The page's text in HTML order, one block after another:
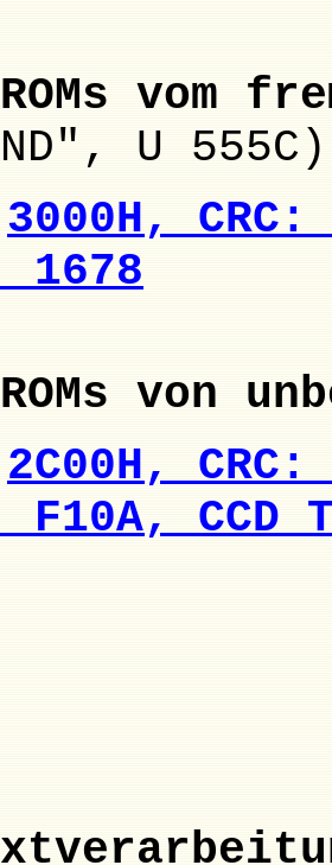
vom
U
3000H, CRC:
1678
von
2C00H, CRC:
F10A, CCD